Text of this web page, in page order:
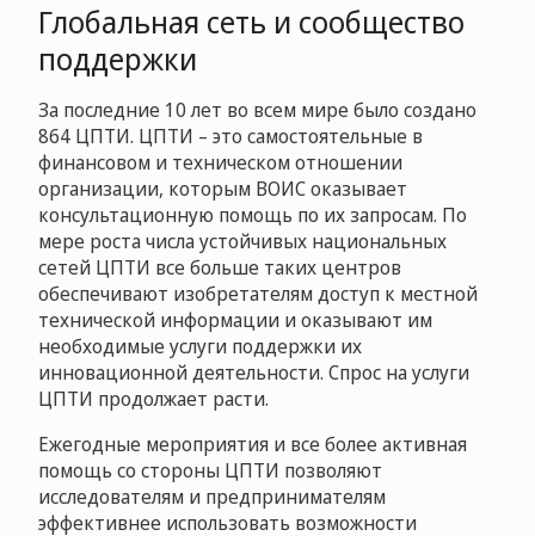
Глобальная сеть и сообщество
поддержки
За последние 10 лет во всем мире было создано
864 ЦПТИ. ЦПТИ – это самостоятельные в
финансовом и техническом отношении
организации, которым ВОИС оказывает
консультационную помощь по их запросам. По
мере роста числа устойчивых национальных
сетей ЦПТИ все больше таких центров
обеспечивают изобретателям доступ к местной
технической информации и оказывают им
необходимые услуги поддержки их
инновационной деятельности. Спрос на услуги
ЦПТИ продолжает расти.
Ежегодные мероприятия и все более активная
помощь со стороны ЦПТИ позволяют
исследователям и предпринимателям
эффективнее использовать возможности